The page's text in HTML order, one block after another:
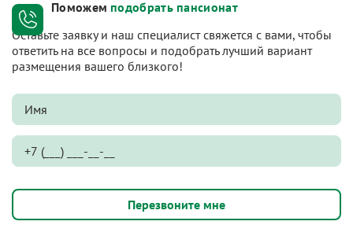
Поможем подобрать пансионат
Оставьте заявку и наш специалист свяжется с вами, чтобы
ответить на все вопросы и подобрать лучший вариант
размещения вашего близкого!